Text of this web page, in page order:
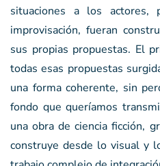
situaciones a los
improvisación, fueran
sus propias propuestas. El
todas esas propuestas
una forma coherente, sin
fondo que queríamos
una obra de ciencia ficción,
construye desde lo visual y